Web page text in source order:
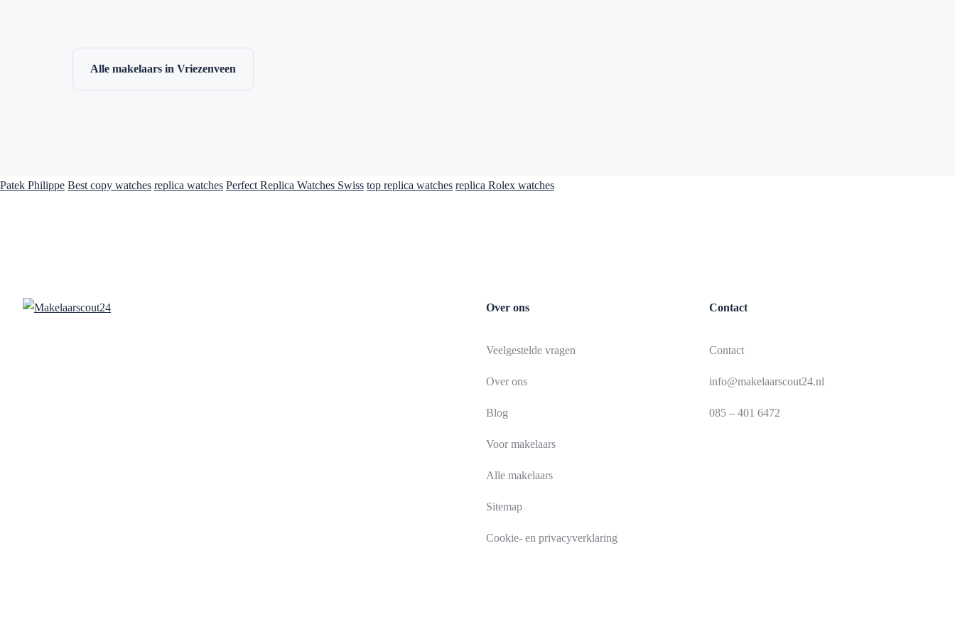
Alle makelaars in Vriezenveen
Patek Philippe Best copy watches replica watches Perfect Replica Watches Swiss top replica watches replica Rolex watches
Over ons
Veelgestelde vragen
Over ons
Blog
Voor makelaars
Alle makelaars
Sitemap
Cookie- en privacyverklaring
Contact
Contact
info@makelaarscout24.nl
085 – 401 6472